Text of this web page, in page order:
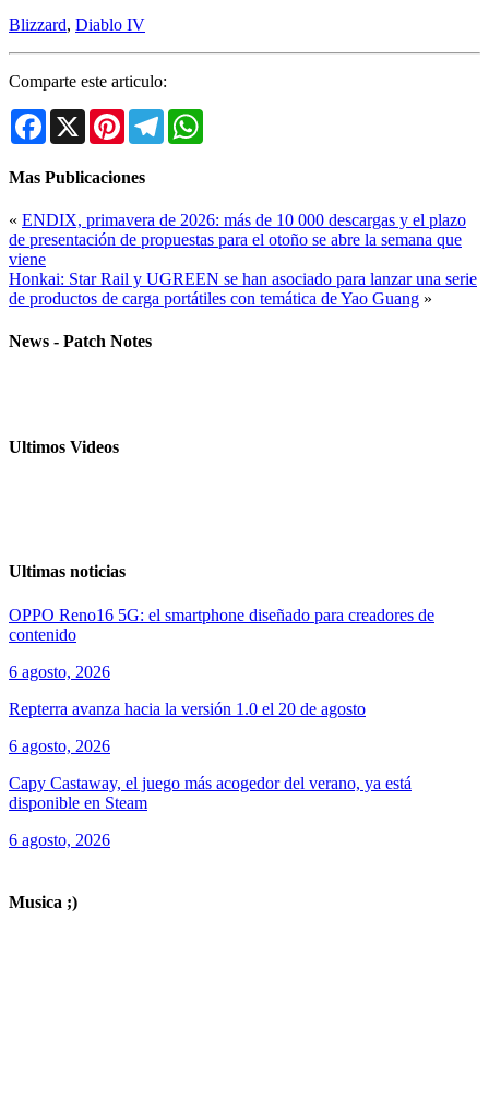
Blizzard, Diablo IV
Comparte este articulo:
Facebook
X PinterestTelegram
Mas Publicaciones
« ENDIX, primavera de 2026: más de 10 000 descargas y el plazo
de presentación de propuestas para el otoño se abre la semana que
viene
Honkai: Star Rail y UGREEN se han asociado para lanzar una serie
de productos de carga portátiles con temática de Yao Guang »
News - Patch Notes
Ultimos Videos
Ultimas noticias
OPPO Reno16 5G: el smartphone diseñado para creadores de
contenido
6 agosto, 2026
Repterra avanza hacia la versión 1.0 el 20 de agosto
6 agosto, 2026
Capy Castaway, el juego más acogedor del verano, ya está
disponible en Steam
6 agosto, 2026
Musica ;)